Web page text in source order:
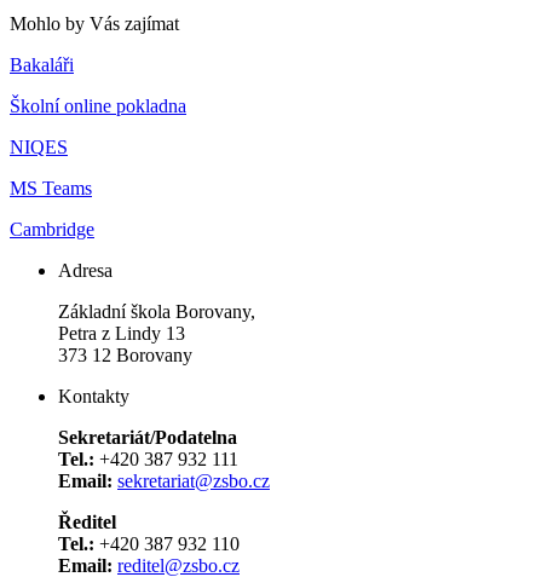
Mohlo by Vás zajímat
Bakaláři
Školní online pokladna
NIQES
MS Teams
Cambridge
Adresa
Základní škola Borovany,
Petra z Lindy 13
373 12 Borovany
Kontakty
Sekretariát/Podatelna
Tel.: +420 387 932 111
Email: sekretariat@zsbo.cz
Ředitel
Tel.: +420 387 932 110
Email: reditel@zsbo.cz